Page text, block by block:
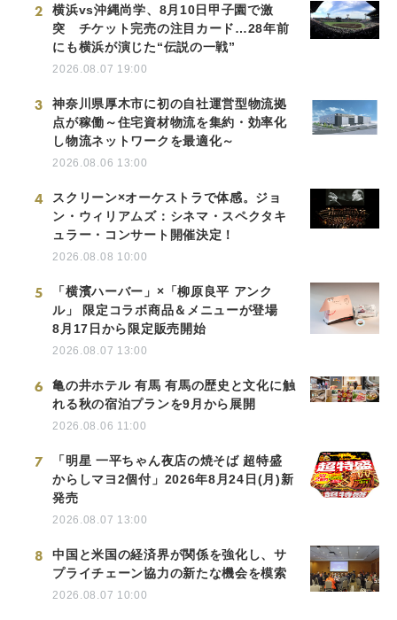
2
横浜vs沖縄尚学、8月10日甲子園で激
突 チケット完売の注目カード…28年前
にも横浜が演じた“伝説の一戦”
2026.08.07 19:00
3
神奈川県厚木市に初の自社運営型物流拠
点が稼働～住宅資材物流を集約・効率化
し物流ネットワークを最適化～
2026.08.06 13:00
4
スクリーン×オーケストラで体感。ジョ
ン・ウィリアムズ：シネマ・スペクタキ
ュラー・コンサート開催決定！
2026.08.08 10:00
5
「横濱ハーバー」×「柳原良平 アンク
ル」 限定コラボ商品＆メニューが登場
8月17日から限定販売開始
2026.08.07 13:00
6
亀の井ホテル 有馬 有馬の歴史と文化に触
れる秋の宿泊プランを9月から展開
2026.08.06 11:00
7
「明星 一平ちゃん夜店の焼そば 超特盛
からしマヨ2個付」2026年8月24日(月)新
発売
2026.08.07 13:00
8
中国と米国の経済界が関係を強化し、サ
プライチェーン協力の新たな機会を模索
2026.08.07 10:00